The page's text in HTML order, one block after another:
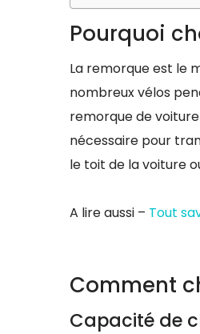
Pourquoi
La remorque est le
nombreux vélos
remorque de
nécessaire pour
le toit de la voiture
A lire aussi – Tout
Comment
Capacité de